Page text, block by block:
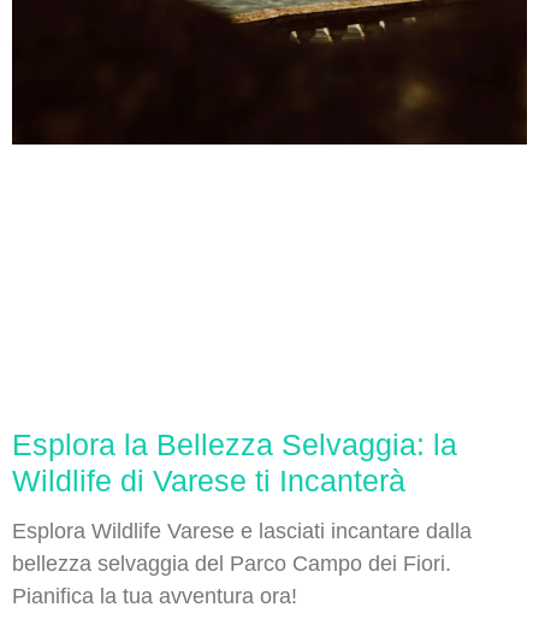
Esplora la Bellezza Selvaggia: la
Wildlife di Varese ti Incanterà
Esplora Wildlife Varese e lasciati incantare dalla
bellezza selvaggia del Parco Campo dei Fiori.
Pianifica la tua avventura ora!